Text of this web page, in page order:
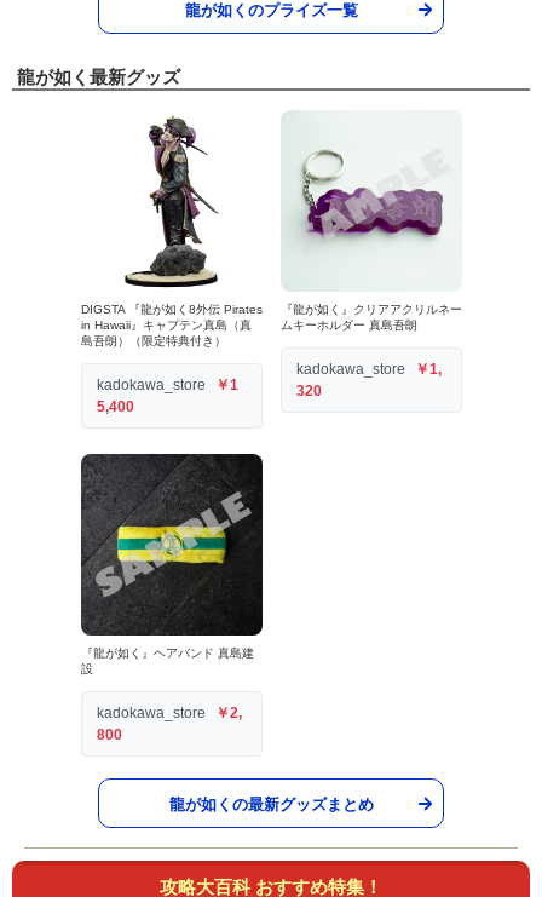
龍が如くのプライズ一覧
龍が如く最新グッズ
DIGSTA 『龍が如く8外伝 Pirates
in Hawaii』キャプテン真島（真
島吾朗）（限定特典付き）
kadokawa_store
￥1
5,400
『龍が如く』クリアアクリルネー
ムキーホルダー 真島吾朗
kadokawa_store
￥1,
320
『龍が如く』ヘアバンド 真島建
設
kadokawa_store
￥2,
800
龍が如くの最新グッズまとめ
攻略大百科 おすすめ特集！